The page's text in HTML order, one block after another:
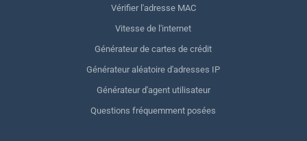
Vérifier l'adresse MAC
Vitesse de l'internet
Générateur de cartes de crédit
Générateur aléatoire d'adresses IP
Générateur d'agent utilisateur
Questions fréquemment posées